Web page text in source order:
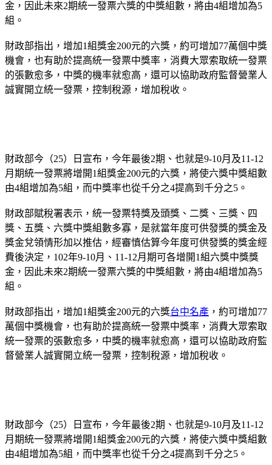
金，因此未來2期統一發票六獎的中獎組數，將由4組增加為5
組。
財政部指出，增加1組獎金200元的六獎，約可增加77萬個中獎
機會，也有助於提高統一發票中獎率，消費大眾索取統一發票
的張數愈多，中獎的機率就愈高，還可以協助政府監督營業人
誠實開立統一發票，控制稅源，增加稅收。
財政部今（25）日宣布，今年最後2期、也就是9-10月及11-12
月期統一發票將增開1組獎金200元的六獎，將使六獎中獎組數
由4組增加為5組，而中獎率也從千分之4提高到千分之5。
財政部賦稅署表示，統一發票特獎及頭獎、二獎、三獎、四
獎、五獎、六獎中獎組數多寡，是就當年度可供發獎的獎金及
獎金兌領情形加以推估，經審慎估算今年度可供發獎的獎金經
費後決定，102年9-10月、11-12月期可各增開1組六獎中獎獎
金，因此未來2期統一發票六獎的中獎組數，將由4組增加為5
組。
財政部指出，增加1組獎金200元的六獎台中名產 ，約可增加77
萬個中獎機會，也有助於提高統一發票中獎率，消費大眾索取
統一發票的張數愈多，中獎的機率就愈高，還可以協助政府監
督營業人誠實開立統一發票，控制稅源，增加稅收。
財政部今（25）日宣布，今年最後2期、也就是9-10月及11-12
月期統一發票將增開1組獎金200元的六獎，將使六獎中獎組數
由4組增加為5組，而中獎率也從千分之4提高到千分之5。